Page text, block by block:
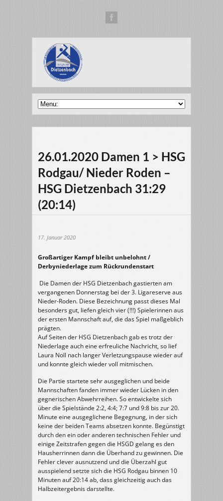
26.01.2020 Damen 1 > HSG
Rodgau/ Nieder Roden –
HSG Dietzenbach 31:29
(20:14)
17. Januar 2020
Großartiger Kampf bleibt unbelohnt /
Derbyniederlage zum Rückrundenstart
Die Damen der HSG Dietzenbach gastierten am
vergangenen Donnerstag bei der 3. Ligareserve aus
Nieder-Roden. Diese Bezeichnung passt dieses Mal
besonders gut, liefen gleich vier (!!!) Spielerinnen aus
der ersten Mannschaft auf, die das Spiel maßgeblich
prägten.
Auf Seiten der HSG Dietzenbach gab es trotz der
Niederlage auch eine erfreuliche Nachricht, so lief
Laura Noll nach langer Verletzungspause wieder auf
und konnte gleich wieder voll mitmischen.
Die Partie startete sehr ausgeglichen und beide
Mannschaften fanden immer wieder Lücken in den
gegnerischen Abwehrreihen. So entwickelte sich
über die Spielstände 2:2, 4:4; 7:7 und 9:8 bis zur 20.
Minute eine ausgeglichene Begegnung, in der sich
keine der beiden Teams absetzen konnte. Begünstigt
durch den ein oder anderen technischen Fehler und
einige Zeitstrafen gegen die HSGD gelang es den
Hausherrinnen dann die Überhand zu gewinnen. Die
Fehler clever ausnutzend und die Überzahl gut
ausspielend setzte sich die HSG Rodgau binnen 10
Minuten auf 20:14 ab, dass gleichzeitig auch das
Halbzeitergebnis darstellte.